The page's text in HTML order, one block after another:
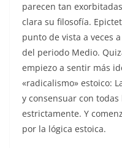
parecen tan
clara su filosofía.
punto de vista a veces
del periodo Medio.
empiezo a sentir más
«radicalismo» estoico:
y consensuar con
estrictamente. Y
por la lógica estoica.